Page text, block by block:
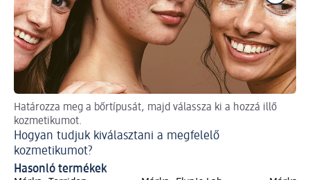
Határozza meg a bőrtípusát, majd válassza ki a hozzá illő
kozmetikumot.
Hogyan tudjuk kiválasztani a megfelelő
kozmetikumot?
Hasonló termékek